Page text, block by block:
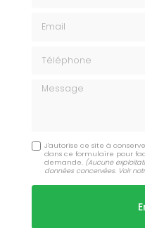
Message
J'autorise ce site à
dans ce formulaire pour
demande. (Aucune
données concervées. Voir